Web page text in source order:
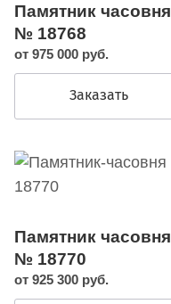
Памятник часовня
№ 18768
от 975 000 руб.
Заказать
Памятник часовня
№ 18770
от 925 300 руб.